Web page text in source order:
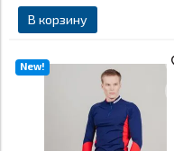
В корзину
New!